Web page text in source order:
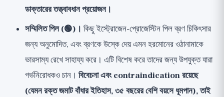
ডাক্তারের তত্ত্বাবধান প্রয়োজন।
সম্মিলিত পিল (🟢)। কিছু ইস্ট্রোজেন-প্রোজেস্টিন পিল ব্রণ চিকিৎসার
জন্য অনুমোদিত, এবং ব্রণকে উস্কে দেয় এমন হরমোনের ওঠানামাকে
ভারসাম্য রেখে সাহায্য করে। এটি বিশেষ করে তাদের জন্য উপযুক্ত যারা
গর্ভনিরোধকও চান। বিবেচনা এবং contraindication রয়েছে
(যেমন রক্ত জমাট বাঁধার ইতিহাস, ৩৫ বছরের বেশি বয়সে ধূমপান), তাই